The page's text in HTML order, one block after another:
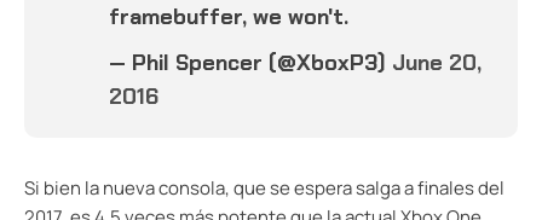
framebuffer, we won't.
— Phil Spencer (@XboxP3) June 20,
2016
Si bien la nueva consola, que se espera salga a finales del